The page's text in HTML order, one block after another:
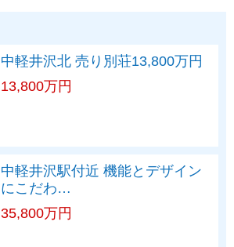
中軽井沢北 売り別荘13,800万円
13,800万円
中軽井沢駅付近 機能とデザイン
にこだわ…
35,800万円